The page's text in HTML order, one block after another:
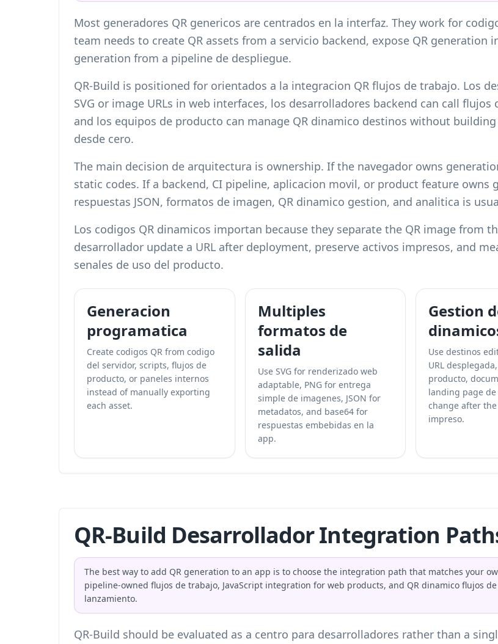
Most generadores QR genericos are centrados en la interfaz. They work for
team needs to create QR assets from a servicio backend, expose QR generation
generation from a pipeline de despliegue.
QR-Build is positioned for orientados a la integracion QR flujos de trabajo. Los
SVG or image URLs in web interfaces, los desarrolladores backend can call
and los equipos de producto can manage QR dinamico destinos without
desde cero.
The main decision de arquitectura is ownership. If the navegador owns
static codes. If a backend, CI pipeline, aplicacion movil, or product feature owns
respuestas JSON, formatos de imagen, QR dinamico gestion, and analitica is
Los codigos QR dinamicos importan because they separate the QR image from
desarrollador update a URL after deployment, preserve activos impresos, and
senales de uso del producto.
Generacion
programatica
Create codigos QR from codigo
del servidor, scripts, flujos de
producto, or paneles internos
instead of manually exporting
each asset.
Multiples
formatos de
salida
Use SVG for renderizado web
adaptable, PNG for entrega
simple de imagenes, JSON for
metadatos, and base64 for
respuestas embebidas en la
app.
Gestion
Use destinos
URL
producto,
landing page
change after the
impreso.
QR-Build Desarrollador Integration
The best way to add QR generation to an app is to choose the integration path that matches your
pipeline-owned flujos de trabajo, JavaScript integration for web products, and QR dinamico flujos
lanzamiento.
QR-Build should be evaluated as a centro para desarrolladores rather than a